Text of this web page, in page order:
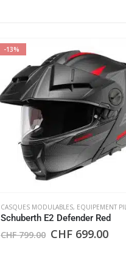
-13%
CASQUES MODULABLES, EQUIPEMENT PILOTE
Schuberth E2 Defender Red
CHF799.00 CHF 699.00